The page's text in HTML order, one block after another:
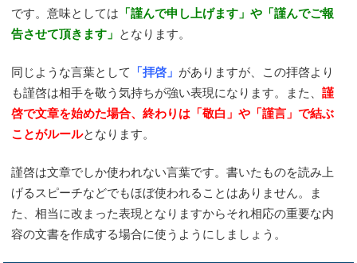
です。意味としては 「謹んで申し上げます」や「謹んでご報
告させて頂きます」 となります。
同じような言葉として 「拝啓」 がありますが、この拝啓より
も謹啓は相手を敬う気持ちが強い表現になります。また、謹
啓で文章を始めた場合、終わりは「敬白」や「謹言」で結ぶ
ことがルールとなります。
謹啓は文章でしか使われない言葉です。書いたものを読み上
げるスピーチなどでもほぼ使われることはありません。ま
た、相当に改まった表現となりますからそれ相応の重要な内
容の文書を作成する場合に使うようにしましょう。